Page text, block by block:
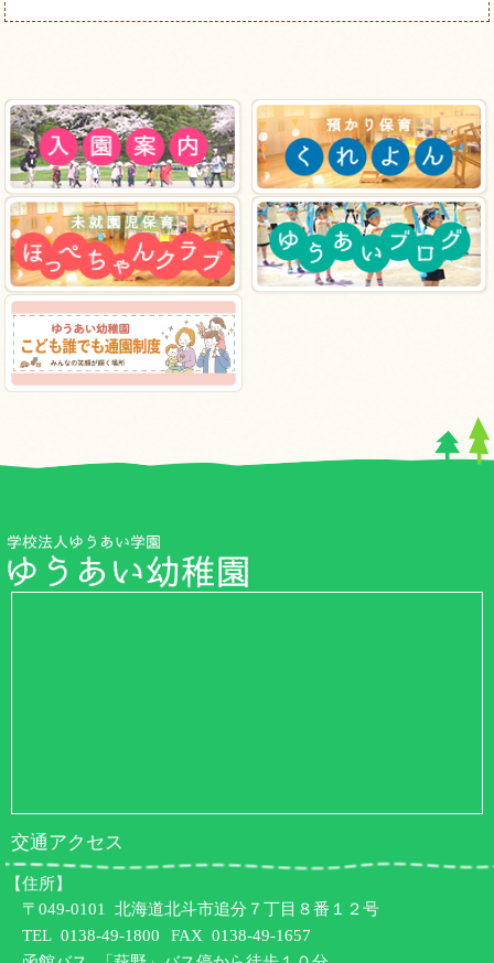
交通アクセス
【住所】
〒049-0101 北海道北斗市追分７丁目８番１２号
TEL 0138-49-1800
FAX 0138-49-1657